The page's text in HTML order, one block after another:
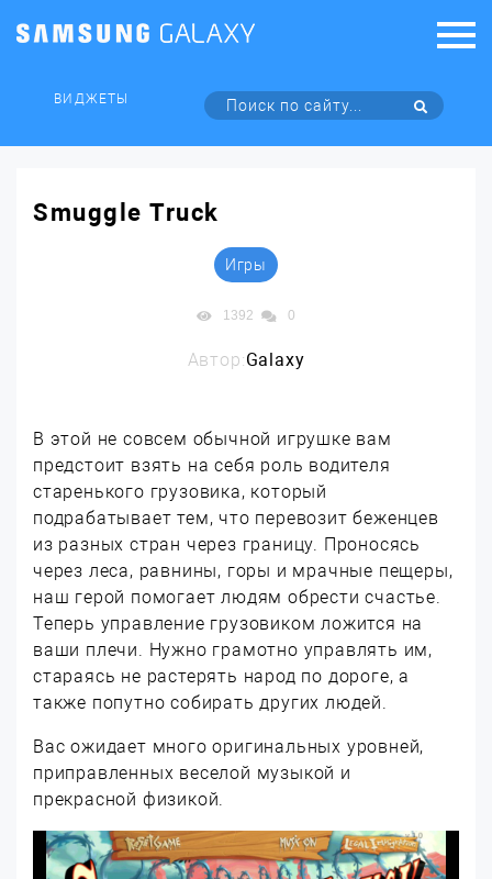
ВИДЖЕТЫ
Smuggle Truck
Игры
1392 0
Автор:Galaxy
В этой не совсем обычной игрушке вам
предстоит взять на себя роль водителя
старенького грузовика, который
подрабатывает тем, что перевозит беженцев
из разных стран через границу. Проносясь
через леса, равнины, горы и мрачные пещеры,
наш герой помогает людям обрести счастье.
Теперь управление грузовиком ложится на
ваши плечи. Нужно грамотно управлять им,
стараясь не растерять народ по дороге, а
также попутно собирать других людей.
Вас ожидает много оригинальных уровней,
приправленных веселой музыкой и
прекрасной физикой.